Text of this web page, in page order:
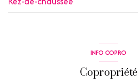
1 côté(s) mitoyen(s)
INFO COPRO
Copropriété